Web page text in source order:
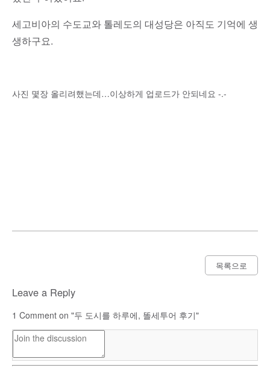
세고비아의 수도교와 톨레도의 대성당은 아직도 기억에 생
생하구요.
사진 몇장 올리려했는데…이상하게 업로드가 안되네요 -.-
목록으로
Leave a Reply
1 Comment on "두 도시를 하루에, 똘세투어 후기"